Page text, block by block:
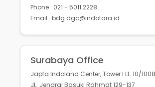
Phone : 021 - 5011 2228
Email : bdg.dgc@indotara.id
Surabaya Office
Japfa Indoland Center, Tower I Lt. 10/1008
JL. Jendral Basuki Rahmat 129-137